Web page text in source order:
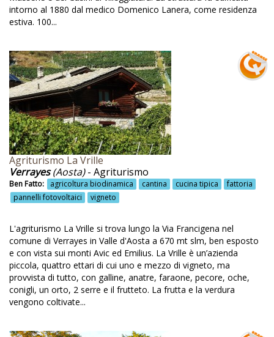
Escursione
Escursioni
Escursioni a cavallo
Escursioni a piedi
Escursioni attive con esperti
Escursioni con gli asini
Escursioni e passeggiate
Escursioni guidate
Escursioni in barca
Escursioni naturalistiche
Escursioni storico-culturali
Escursioni sul territorio
Escursioni trekking
Escursiosni naturalistiche
Essiccazione delle prugne
Etna
intorno al 1880 dal medico Domenico Lanera, come residenza
estiva. 100...
Agriturismo La Vrille
Verrayes(Aosta)- Agriturismo
Ben Fatto: agricoltura biodinamica cantina cucina tipica
fattoria
pannelli fotovoltaici
vigneto
L'agriturismo La Vrille si trova lungo la Via Francigena nel
comune di Verrayes in Valle d'Aosta a 670 mt slm, ben esposto
e con vista sui monti Avic ed Emilius. La Vrille è un’azienda
piccola, quattro ettari di cui uno e mezzo di vigneto, ma
provvista di tutto, con galline, anatre, faraone, pecore, oche,
conigli, un orto, 2 serre e il frutteto. La frutta e la verdura
vengono coltivate...